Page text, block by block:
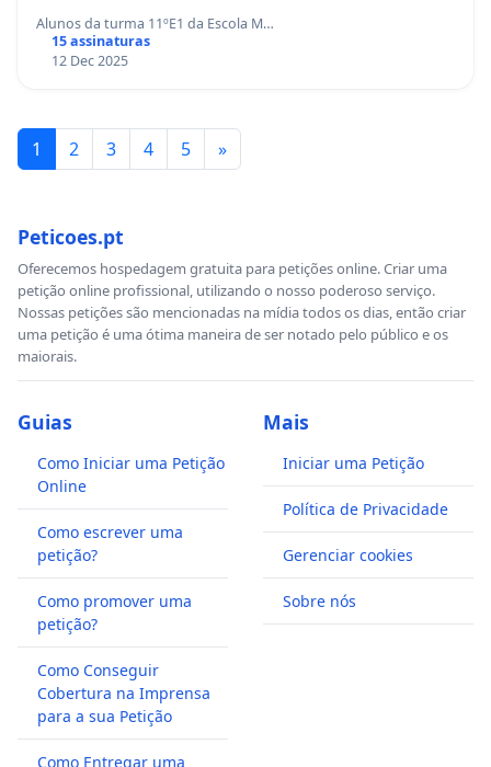
Alunos da turma 11ºE1 da Escola M…
15 assinaturas
12 Dec 2025
1 2 3 4 5 »
Peticoes.pt
Oferecemos hospedagem gratuita para petições online. Criar uma
petição online profissional, utilizando o nosso poderoso serviço.
Nossas petições são mencionadas na mídia todos os dias, então criar
uma petição é uma ótima maneira de ser notado pelo público e os
maiorais.
Guias
Como Iniciar uma Petição
Online
Como escrever uma
petição?
Como promover uma
petição?
Como Conseguir
Cobertura na Imprensa
para a sua Petição
Como Entregar uma
Mais
Iniciar uma Petição
Política de Privacidade
Gerenciar cookies
Sobre nós